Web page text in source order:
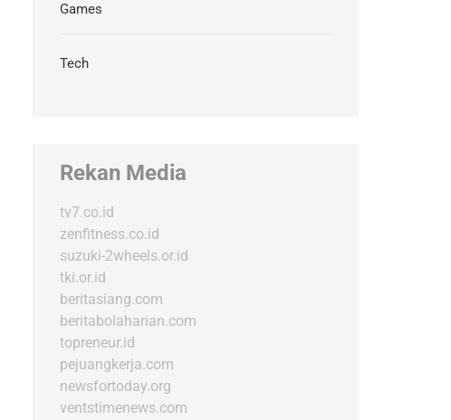
Games
Tech
Rekan Media
tv7.co.id
zenfitness.co.id
suzuki-2wheels.or.id
tki.or.id
beritasiang.com
beritabolaharian.com
topreneur.id
pejuangkerja.com
newsfortoday.org
ventstimenews.com